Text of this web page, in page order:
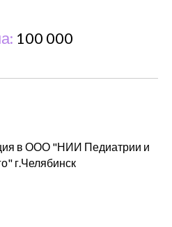
100 000
в ООО "НИИ Педиатрии и
г.Челябинск